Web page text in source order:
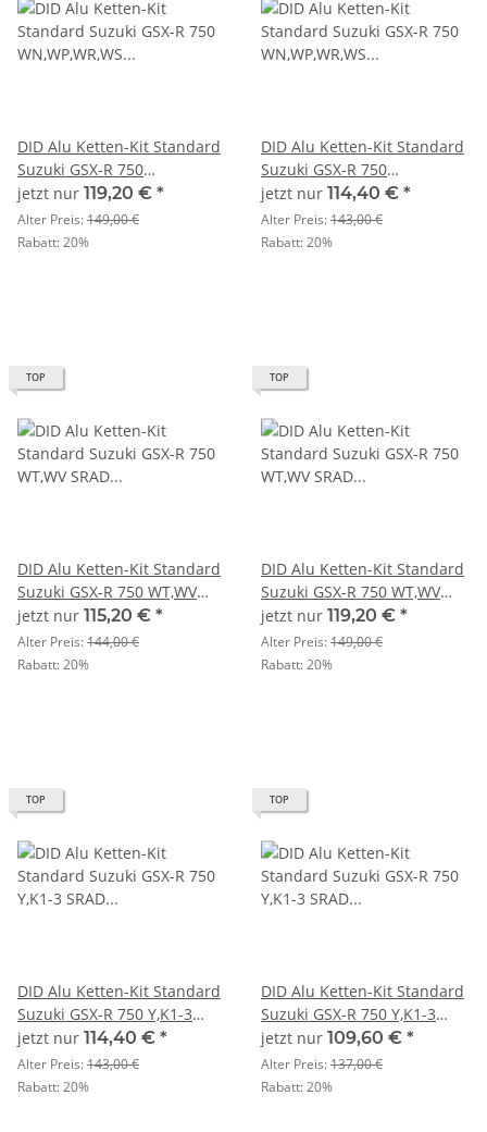
DID Alu Ketten-Kit Standard
Suzuki GSX-R 750
WN,WP,WR,WS GR7AB-DB Bj.
90-95 U520
jetzt nur 119,20 € *
Alter Preis:149,00 €
Rabatt:20%
DID Alu Ketten-Kit Standard
Suzuki GSX-R 750
WN,WP,WR,WS GR7AB-DB Bj.
90-95 U520
jetzt nur 114,40 € *
Alter Preis:143,00 €
Rabatt:20%
TOP
DID Alu Ketten-Kit Standard
Suzuki GSX-R 750 WT,WV
jetzt nur 115,20 € *
Alter Preis:144,00 €
Rabatt:20%
TOP
DID Alu Ketten-Kit Standard
Suzuki GSX-R 750 WT,WV
jetzt nur 119,20 € *
Alter Preis:149,00 €
Rabatt:20%
TOP
DID Alu Ketten-Kit Standard
Suzuki GSX-R 750 Y,K1-3
jetzt nur 114,40 € *
Alter Preis:143,00 €
Rabatt:20%
TOP
DID Alu Ketten-Kit Standard
Suzuki GSX-R 750 Y,K1-3
jetzt nur 109,60 € *
Alter Preis:137,00 €
Rabatt:20%